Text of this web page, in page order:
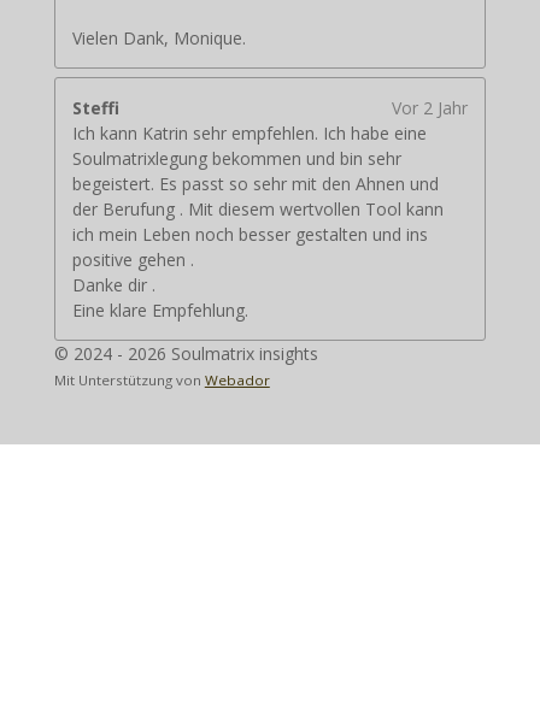
Vielen Dank, Monique.
Steffi
Vor 2 Jahr
Ich kann Katrin sehr empfehlen. Ich habe eine
Soulmatrixlegung bekommen und bin sehr
begeistert. Es passt so sehr mit den Ahnen und
der Berufung . Mit diesem wertvollen Tool kann
ich mein Leben noch besser gestalten und ins
positive gehen .
Danke dir .
Eine klare Empfehlung.
© 2024 - 2026 Soulmatrix insights
Mit Unterstützung von Webador